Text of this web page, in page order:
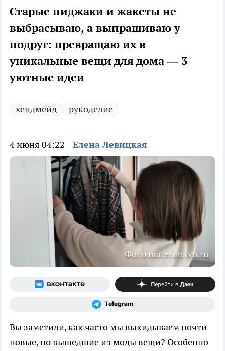
Старые пиджаки и жакеты не
выбрасываю, а выпрашиваю у
подруг: превращаю их в
уникальные вещи для дома — 3
уютные идеи
хендмейд рукоделие
4 июня 04:22 Елена Левицкая
Фото materinstvo.ru
Вы заметили, как часто мы выкидываем почти
новые, но вышедшие из моды вещи? Особенно